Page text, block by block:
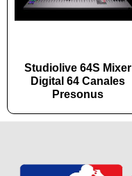
Studiolive 64S Mixer
Digital 64 Canales
Presonus